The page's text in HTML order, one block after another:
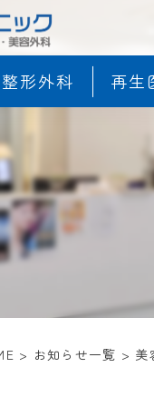
整形外科 再生
> お知らせ一覧 > 美